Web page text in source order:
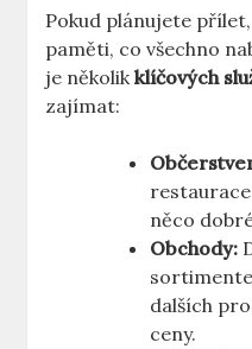
Pokud plánujete
paměti, co všechno
je několikklíčových
zajímat:
něco
Obchody:
dalších⁤
ceny.